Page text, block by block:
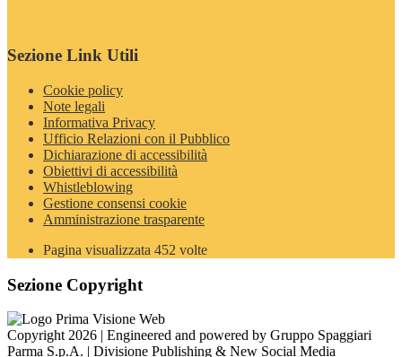
Sezione Link Utili
Cookie policy
Note legali
Informativa Privacy
Ufficio Relazioni con il Pubblico
Dichiarazione di accessibilità
Obiettivi di accessibilità
Whistleblowing
Gestione consensi cookie
Amministrazione trasparente
Pagina visualizzata 452 volte
Sezione Copyright
Copyright 2026 | Engineered and powered by Gruppo Spaggiari
Parma S.p.A. | Divisione Publishing & New Social Media